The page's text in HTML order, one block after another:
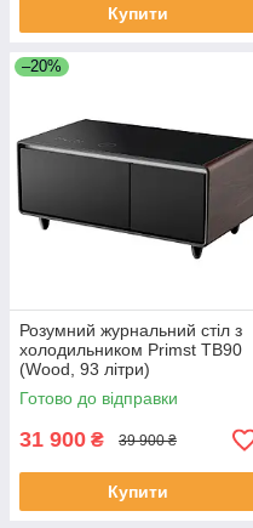
Купити
–20%
Розумний журнальний стіл з
холодильником Primst TB90
(Wood, 93 літри)
Готово до відправки
31 900 ₴ 39 900 ₴
Купити